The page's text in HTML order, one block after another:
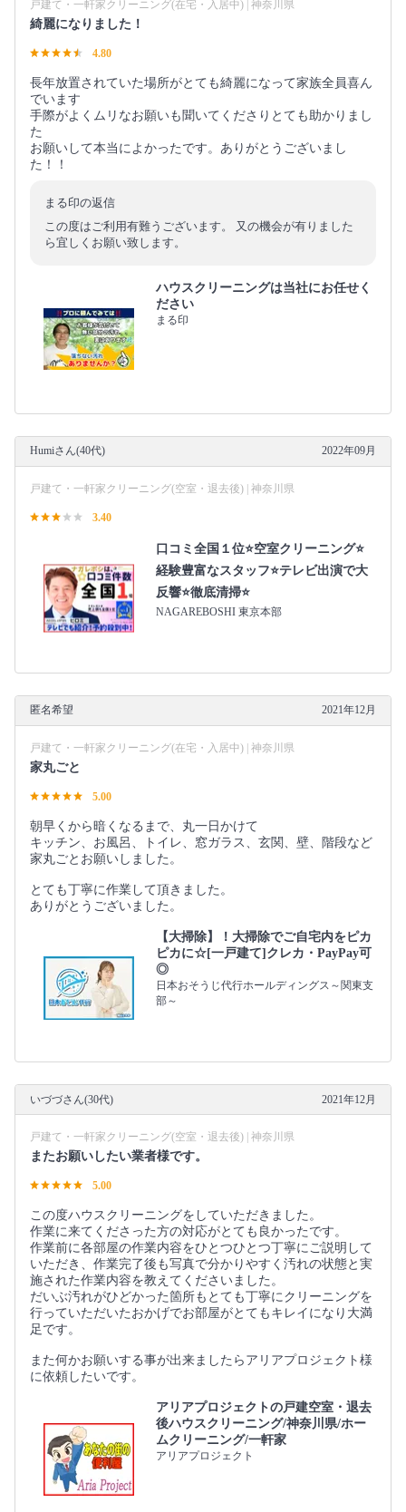
戸建て・一軒家クリーニング(在宅・入居中) | 神奈川県
綺麗になりました！
4.80
長年放置されていた場所がとても綺麗になって家族全員喜ん
でいます
手際がよくムリなお願いも聞いてくださりとても助かりまし
た
お願いして本当によかったです。ありがとうございまし
た！！
まる印の返信
この度はご利用有難うございます。 又の機会が有りました
ら宜しくお願い致します。
ハウスクリーニングは当社にお任せく
ださい
まる印
Humiさん(40代) 2022年09月
戸建て・一軒家クリーニング(空室・退去後) | 神奈川県
3.40
口コミ全国１位⭐空室クリーニング⭐
経験豊富なスタッフ⭐テレビ出演で大
反響⭐徹底清掃⭐
NAGAREBOSHI 東京本部
匿名希望 2021年12月
戸建て・一軒家クリーニング(在宅・入居中) | 神奈川県
家丸ごと
5.00
朝早くから暗くなるまで、丸一日かけて
キッチン、お風呂、トイレ、窓ガラス、玄関、壁、階段など
家丸ごとお願いしました。
とても丁寧に作業して頂きました。
ありがとうございました。
【大掃除】！大掃除でご自宅内をピカ
ピカに☆[一戸建て]クレカ・PayPay可
◎
日本おそうじ代行ホールディングス～関東支
部～
いづづさん(30代) 2021年12月
戸建て・一軒家クリーニング(空室・退去後) | 神奈川県
またお願いしたい業者様です。
5.00
この度ハウスクリーニングをしていただきました。
作業に来てくださった方の対応がとても良かったです。
作業前に各部屋の作業内容をひとつひとつ丁寧にご説明して
いただき、作業完了後も写真で分かりやすく汚れの状態と実
施された作業内容を教えてくださいました。
だいぶ汚れがひどかった箇所もとても丁寧にクリーニングを
行っていただいたおかげでお部屋がとてもキレイになり大満
足です。
また何かお願いする事が出来ましたらアリアプロジェクト様
に依頼したいです。
アリアプロジェクトの戸建空室・退去
後ハウスクリーニング/神奈川県/ホー
ムクリーニング/一軒家
アリアプロジェクト